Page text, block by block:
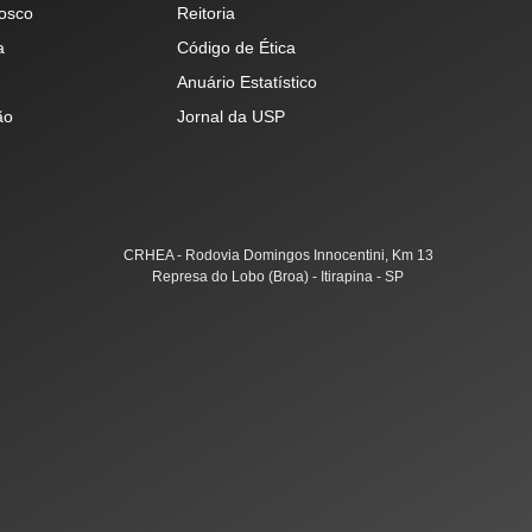
Reitoria
Código de Ética
Anuário Estatístico
Jornal da USP
CRHEA - Rodovia Domingos Innocentini, Km 13
Represa do Lobo (Broa) - Itirapina - SP